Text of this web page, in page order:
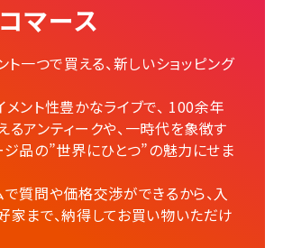
マース
ト一つで買える、新しいショッピング
メント性豊かなライブで、 100余年
るアンティークや、一時代を象徴す
ジ品の”世界にひとつ”の魅力にせま
で質問や価格交渉ができるから、入
家まで、納得してお買い物いただけ